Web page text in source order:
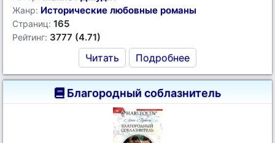
Жанр: Исторические любовные романы
Страниц: 165
Рейтинг: 3777 (4.71)
Читать Подробнее
Благородный соблазнитель